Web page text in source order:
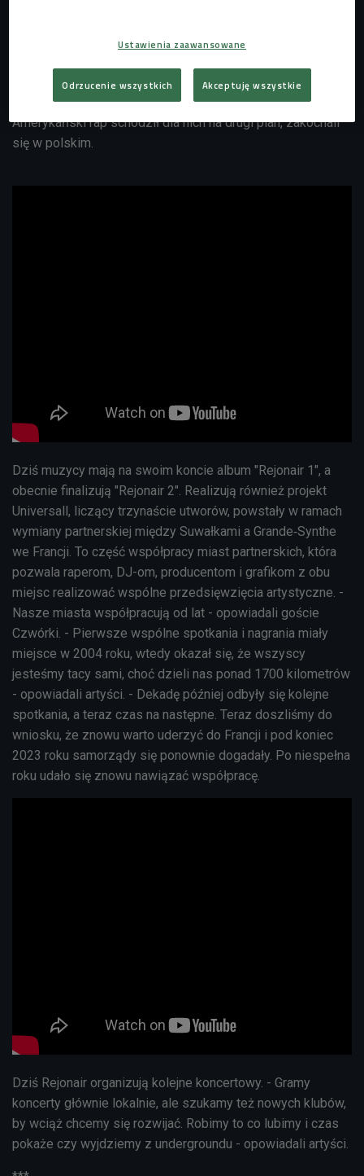
Ich pierwszymi inspiracjami były nagrywki Pei, Kalibra czy
WWO. - To klasyki, jeszcze w szkole podstawowej
słuchaliśmy kaset - opowiadali goście Czwórki.
Amerykański rap schodził dla nich na drugi plan, zakochali
się w polskim.
Dziś muzycy mają na swoim koncie album "Rejonair 1", a
obecnie finalizują "Rejonair 2". Realizują również projekt
Universall, liczący trzynaście utworów, powstały w ramach
wymiany partnerskiej między Suwałkami a Grande‑Synthe
we Francji. To część współpracy miast partnerskich, która
pozwala raperom, DJ-om, producentom i grafikom z obu
miejsc realizować wspólne przedsięwzięcia artystyczne. -
Nasze miasta współpracują od lat - opowiadali goście
Czwórki. - Pierwsze wspólne spotkania i nagrania miały
miejsce w 2004 roku, wtedy okazał się, że wszyscy
jesteśmy tacy sami, choć dzieli nas ponad 1700 kilometrów
- opowiadali artyści. - Dekadę później odbyły się kolejne
spotkania, a teraz czas na następne. Teraz doszliśmy do
wniosku, że znowu warto uderzyć do Francji i pod koniec
2023 roku samorządy się ponownie dogadały. Po niespełna
roku udało się znowu nawiązać współpracę.
Dziś Rejonair organizują kolejne koncertowy. - Gramy
koncerty głównie lokalnie, ale szukamy też nowych klubów,
by wciąż chcemy się rozwijać. Robimy to co lubimy i czas
pokaże czy wyjdziemy z undergroundu - opowiadali artyści.
Ustawienia zaawansowane
Odrzucenie wszystkich Akceptuję wszystkie